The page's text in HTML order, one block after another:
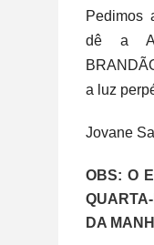
Pedimos
dê a
a luz
Jovane
OBS: O
DA